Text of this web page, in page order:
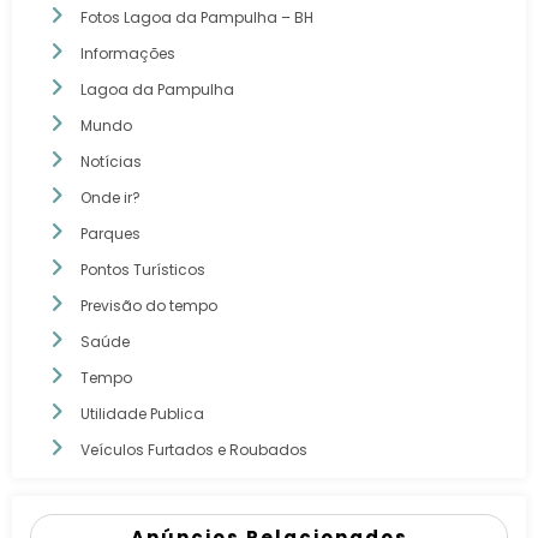
Fotos Lagoa da Pampulha – BH
Informações
Lagoa da Pampulha
Mundo
Notícias
Onde ir?
Parques
Pontos Turísticos
Previsão do tempo
Saúde
Tempo
Utilidade Publica
Veículos Furtados e Roubados